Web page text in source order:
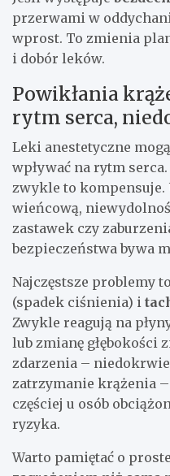
przerwami w
wprost. To zmienia
i dobór leków.
Powikłania
rytm serca,
Leki anestetyczne
wpływać na rytm
zwykle to kompensuje.
wieńcową,
zastawek czy
bezpieczeństwa bywa
Najczęstsze problemy
(spadek ciśnienia) i
Zwykle reagują na
lub zmianę głębokości
zdarzenia –
zatrzymanie krążenia
częściej u osób
ryzyka.
Warto pamiętać o